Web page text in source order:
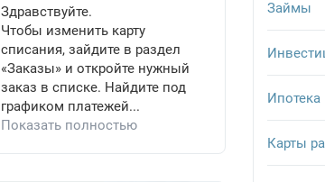
Здравствуйте.
Чтобы изменить карту
списания, зайдите в раздел
«Заказы» и откройте нужный
заказ в списке. Найдите под
графиком платежей...
Показать полностью
Займы
Ипотека
Карты